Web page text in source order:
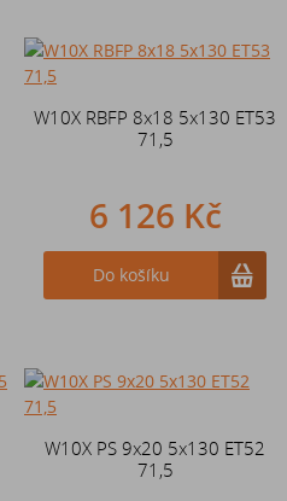
W10X RBFP 8x18 5x130 ET53
71,5
6 126 Kč
Do košíku
W10X PS 9x20 5x130 ET52
71,5